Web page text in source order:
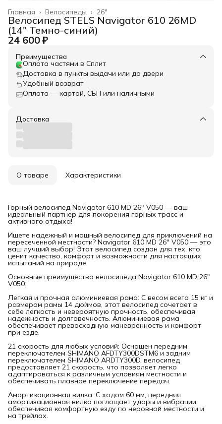
26"
Велосипеды ›
Главная ›
Велосипед STELS Navigator 610 26MD
(14" Темно-синий)
24 600 ₽
Преимущества
Оплата частями в Сплит
Доставка в пункты выдачи или до двери
Удобный возврат
Оплата — картой, СБП или наличными
Доставка
О товаре Характеристики
Горный велосипед Navigator 610 MD 26" V050 — ваш
идеальный партнер для покорения горных трасс и
активного отдыха!
Ищете надежный и мощный велосипед для приключений на
пересеченной местности? Navigator 610 MD 26" V050 — это
ваш лучший выбор! Этот велосипед создан для тех, кто
ценит качество, комфорт и возможности для настоящих
испытаний на природе.
Основные преимущества велосипеда Navigator 610 MD 26"
V050:
Легкая и прочная алюминиевая рама: С весом всего 15 кг и
размером рамы 14 дюймов, этот велосипед сочетает в
себе легкость и невероятную прочность, обеспечивая
надежность и долговечность. Алюминиевая рама
обеспечивает превосходную маневренность и комфорт
при езде.
21 скорость для любых условий: Оснащен передним
переключателем SHIMANO AFDTY300DSTM6 и задним
переключателем SHIMANO ARDTY300D, велосипед
предоставляет 21 скорость, что позволяет легко
адаптироваться к различным условиям местности и
обеспечивать плавное переключение передач.
Амортизационная вилка: С ходом 60 мм, передняя
амортизационная вилка поглощает удары и вибрации,
обеспечивая комфортную езду по неровной местности и
на трейлах.